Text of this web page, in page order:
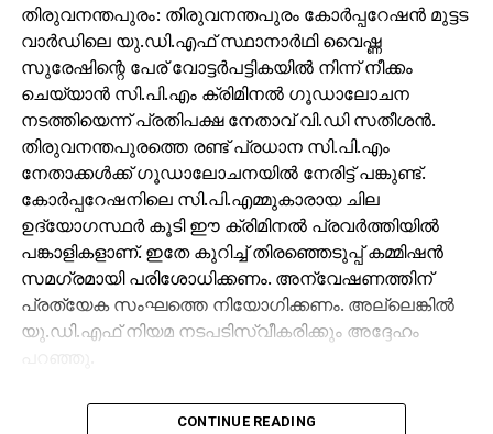
തിരുവനന്തപുരം: തിരുവനന്തപുരം കോര്‍പ്പറേഷന്‍ മുട്ടട
വാര്‍ഡിലെ യു.ഡി.എഫ് സ്ഥാനാര്‍ഥി വൈഷ്ണ
സുരേഷിന്റെ പേര് വോട്ടര്‍പട്ടികയില്‍ നിന്ന് നീക്കം
ചെയ്യാന്‍ സി.പി.എം ക്രിമിനല്‍ ഗൂഡാലോചന
നടത്തിയെന്ന് പ്രതിപക്ഷ നേതാവ് വി.ഡി സതീശന്‍.
തിരുവനന്തപുരത്തെ രണ്ട് പ്രധാന സി.പി.എം
നേതാക്കള്‍ക്ക് ഗൂഡാലോചനയില്‍ നേരിട്ട് പങ്കുണ്ട്.
കോര്‍പ്പറേഷനിലെ സി.പി.എമ്മുകാരായ ചില
ഉദ്യോഗസ്ഥര്‍ കൂടി ഈ ക്രിമിനല്‍ പ്രവര്‍ത്തിയില്‍
പങ്കാളികളാണ്. ഇതേ കുറിച്ച് തിരഞ്ഞെടുപ്പ് കമ്മിഷന്‍
സമഗ്രമായി പരിശോധിക്കണം. അന്വേഷണത്തിന്
പ്രത്യേക സംഘത്തെ നിയോഗിക്കണം. അല്ലെങ്കില്‍
യു.ഡി.എഫ് നിയമ നടപടിസ്വീകരിക്കും അദ്ദേഹം
വൈഷ്ണയുടെ വോട്ട് പുനസ്ഥാപിച്ചു കൊണ്ട് സംസ്ഥാന
CONTINUE READING